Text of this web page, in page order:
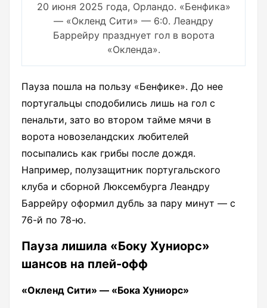
20 июня 2025 года, Орландо. «Бенфика»
— «Окленд Сити» — 6:0. Леандру
Баррейру празднует гол в ворота
«Окленда».
Пауза пошла на пользу «Бенфике». До нее
португальцы сподобились лишь на гол с
пенальти, зато во втором тайме мячи в
ворота новозеландских любителей
посыпались как грибы после дождя.
Например, полузащитник португальского
клуба и сборной Люксембурга Леандру
Баррейру оформил дубль за пару минут — с
76-й по 78-ю.
Пауза лишила «Боку Хуниорс»
шансов на плей-офф
«Окленд Сити» — «Бока Хуниорс»